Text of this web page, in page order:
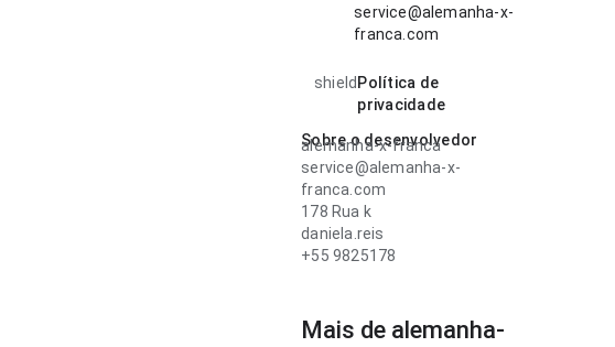
service@alemanha-x-
franca.com
shield Política de
privacidade
Sobre o desenvolvedor
alemanha-x-franca
service@alemanha-x-
franca.com
178 Rua k
daniela.reis
+55 9825178
Mais de alemanha-